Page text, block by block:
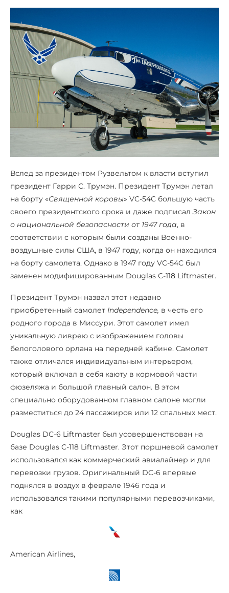
Вслед за президентом Рузвельтом к власти вступил
президент Гарри С. Трумэн. Президент Трумэн летал
на борту «Священной коровы» VC-54C большую часть
своего президентского срока и даже подписалЗакон
о национальной безопасности от 1947 года, в
соответствии с которым были созданы Военно-
воздушные силы США, в 1947 году, когда он находился
на борту самолета. Однако в 1947 году VC-54C был
заменен модифицированным Douglas C-118 Liftmaster.
Президент Трумэн назвал этот недавно
приобретенный самолет Independence, в честь его
родного города в Миссури. Этот самолет имел
уникальную ливрею с изображением головы
белоголового орлана на передней кабине. Самолет
также отличался индивидуальным интерьером,
который включал в себя каюту в кормовой части
фюзеляжа и большой главный салон. В этом
специально оборудованном главном салоне могли
разместиться до 24 пассажиров или 12 спальных мест.
Douglas DC-6 Liftmaster был усовершенствован на
базе Douglas C-118 Liftmaster. Этот поршневой самолет
использовался как коммерческий авиалайнер и для
перевозки грузов. Оригинальный DC-6 впервые
поднялся в воздух в феврале 1946 года и
использовался такими популярными перевозчиками,
как
American Airlines,